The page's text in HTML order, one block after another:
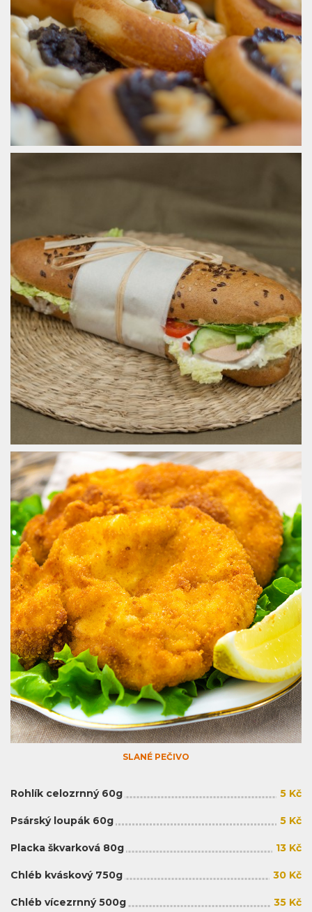
SLANÉ PEČIVO
Rohlík celozrnný 60g 5 Kč
Psárský loupák 60g 5 Kč
Placka škvarková 80g 13 Kč
Chléb kváskový 750g 30 Kč
Chléb vícezrnný 500g 35 Kč